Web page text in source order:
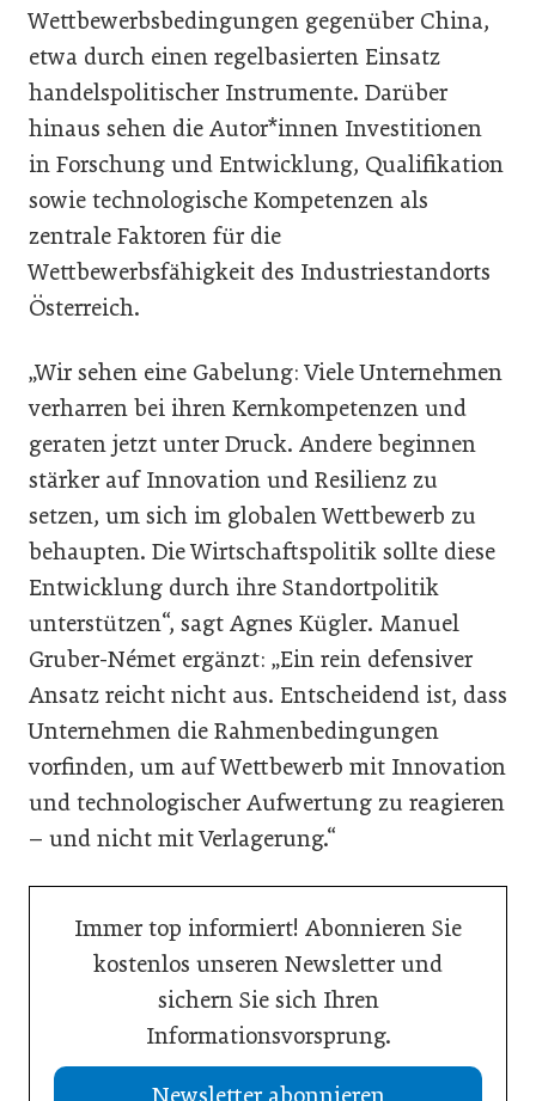
Wettbewerbsbedingungen gegenüber China,
etwa durch einen regelbasierten Einsatz
handelspolitischer Instrumente. Darüber
hinaus sehen die Autor*innen Investitionen
in Forschung und Entwicklung, Qualifikation
sowie technologische Kompetenzen als
zentrale Faktoren für die
Wettbewerbsfähigkeit des Industriestandorts
Österreich.
„Wir sehen eine Gabelung: Viele Unternehmen
verharren bei ihren Kernkompetenzen und
geraten jetzt unter Druck. Andere beginnen
stärker auf Innovation und Resilienz zu
setzen, um sich im globalen Wettbewerb zu
behaupten. Die Wirtschaftspolitik sollte diese
Entwicklung durch ihre Standortpolitik
unterstützen“, sagt Agnes Kügler. Manuel
Gruber-Német ergänzt: „Ein rein defensiver
Ansatz reicht nicht aus. Entscheidend ist, dass
Unternehmen die Rahmenbedingungen
vorfinden, um auf Wettbewerb mit Innovation
und technologischer Aufwertung zu reagieren
– und nicht mit Verlagerung.“
Immer top informiert! Abonnieren Sie
kostenlos unseren Newsletter und
sichern Sie sich Ihren
Informationsvorsprung.
Newsletter abonnieren